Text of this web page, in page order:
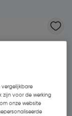
zijn voor de werking
onze website